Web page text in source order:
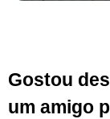
Gostou
um amigo